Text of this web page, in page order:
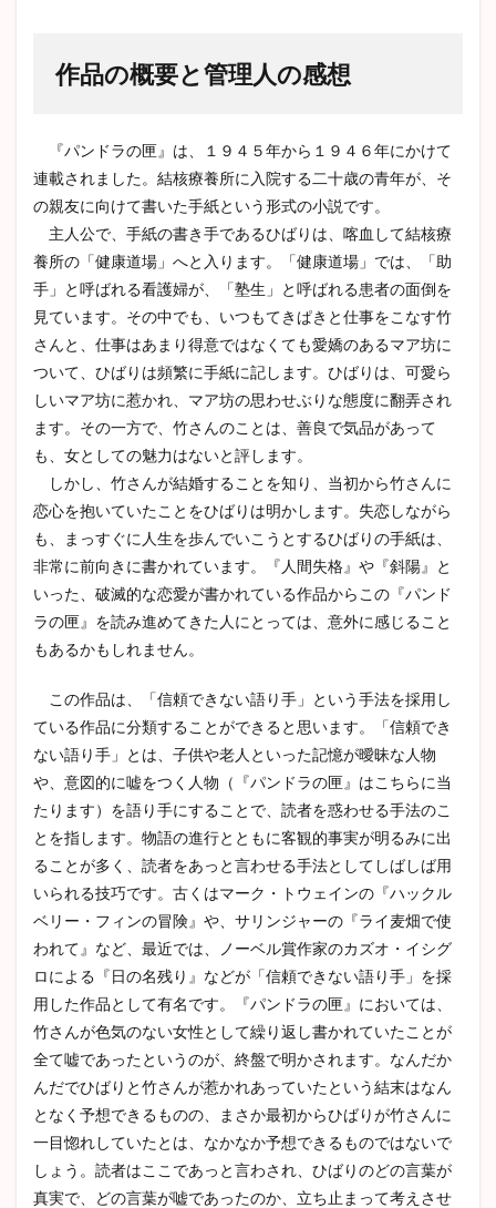
作品の概要と管理人の感想
『パンドラの匣』は、１９４５年から１９４６年にかけて
連載されました。結核療養所に入院する二十歳の青年が、そ
の親友に向けて書いた手紙という形式の小説です。
主人公で、手紙の書き手であるひばりは、喀血して結核療
養所の「健康道場」へと入ります。「健康道場」では、「助
手」と呼ばれる看護婦が、「塾生」と呼ばれる患者の面倒を
見ています。その中でも、いつもてきぱきと仕事をこなす竹
さんと、仕事はあまり得意ではなくても愛嬌のあるマア坊に
ついて、ひばりは頻繁に手紙に記します。ひばりは、可愛ら
しいマア坊に惹かれ、マア坊の思わせぶりな態度に翻弄され
ます。その一方で、竹さんのことは、善良で気品があって
も、女としての魅力はないと評します。
しかし、竹さんが結婚することを知り、当初から竹さんに
恋心を抱いていたことをひばりは明かします。失恋しながら
も、まっすぐに人生を歩んでいこうとするひばりの手紙は、
非常に前向きに書かれています。『人間失格』や『斜陽』と
いった、破滅的な恋愛が書かれている作品からこの『パンド
ラの匣』を読み進めてきた人にとっては、意外に感じること
もあるかもしれません。
この作品は、「信頼できない語り手」という手法を採用し
ている作品に分類することができると思います。「信頼でき
ない語り手」とは、子供や老人といった記憶が曖昧な人物
や、意図的に嘘をつく人物（『パンドラの匣』はこちらに当
たります）を語り手にすることで、読者を惑わせる手法のこ
とを指します。物語の進行とともに客観的事実が明るみに出
ることが多く、読者をあっと言わせる手法としてしばしば用
いられる技巧です。古くはマーク・トウェインの『ハックル
ベリー・フィンの冒険』や、サリンジャーの『ライ麦畑で使
われて』など、最近では、ノーベル賞作家のカズオ・イシグ
ロによる『日の名残り』などが「信頼できない語り手」を採
用した作品として有名です。『パンドラの匣』においては、
竹さんが色気のない女性として繰り返し書かれていたことが
全て嘘であったというのが、終盤で明かされます。なんだか
んだでひばりと竹さんが惹かれあっていたという結末はなん
となく予想できるものの、まさか最初からひばりが竹さんに
一目惚れしていたとは、なかなか予想できるものではないで
しょう。読者はここであっと言わされ、ひばりのどの言葉が
真実で、どの言葉が嘘であったのか、立ち止まって考えさせ